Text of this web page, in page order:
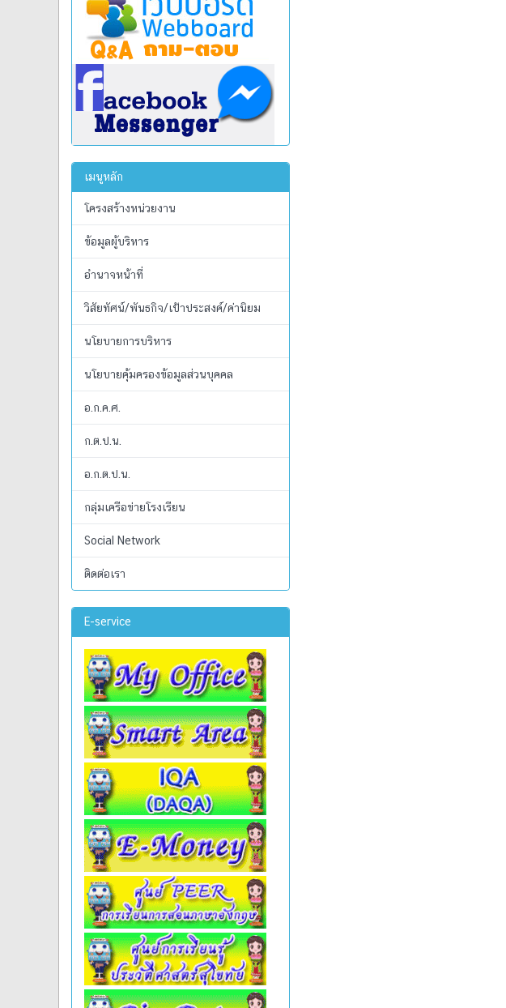
เมนูหลัก
โครงสร้างหน่วยงาน
ข้อมูลผู้บริหาร
อำนาจหน้าที่
วิสัยทัศน์/พันธกิจ/เป้าประสงค์/ค่านิยม
นโยบายการบริหาร
นโยบายคุ้มครองข้อมูลส่วนบุคคล
อ.ก.ค.ศ.
ก.ต.ป.น.
อ.ก.ต.ป.น.
กลุ่มเครือข่ายโรงเรียน
Social Network
ติดต่อเรา
E-service